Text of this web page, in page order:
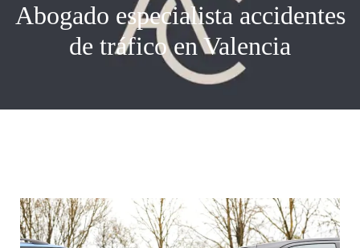
Abogado especialista accidentes
de tráfico en Valencia